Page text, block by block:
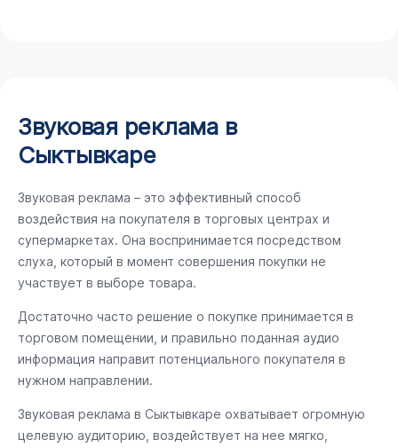
Звуковая реклама в
Сыктывкаре
Звуковая реклама – это эффективный способ
воздействия на покупателя в торговых центрах и
супермаркетах. Она воспринимается посредством
слуха, который в момент совершения покупки не
участвует в выборе товара.
Достаточно часто решение о покупке принимается в
торговом помещении, и правильно поданная аудио
информация направит потенциального покупателя в
нужном направлении.
Звуковая реклама в Сыктывкаре охватывает огромную
целевую аудиторию, воздействует на нее мягко,